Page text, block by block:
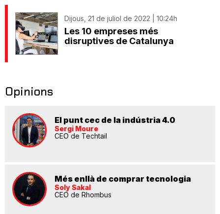
Dijous, 21 de juliol de 2022 | 10:24h
Les 10 empreses més
disruptives de Catalunya
Opinions
El punt cec de la indústria 4.0
Sergi Moure
CEO de Techtail
Més enllà de comprar tecnologia
Soly Sakal
CEO de Rhombus